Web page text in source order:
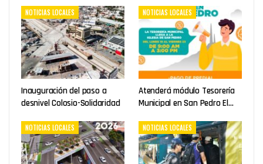
NOTICIAS LOCALES
Inauguración del paso a
desnivel Colosio-Solidaridad
NOTICIAS LOCALES
Atenderá módulo Tesorería
Municipal en San Pedro El…
NOTICIAS LOCALES NOTICIAS LOCALES